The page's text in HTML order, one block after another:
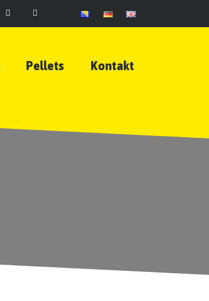
Pellets Kontakt